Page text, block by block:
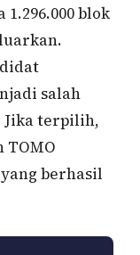
blok
salah
Jika terpilih,
TOMO
berhasil